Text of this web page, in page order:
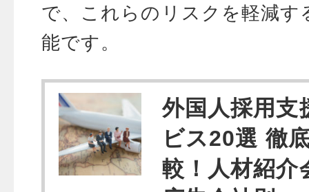
で、これらのリスクを軽減す
能です。
外国人採用支
ビス20選 徹
較！人材紹介